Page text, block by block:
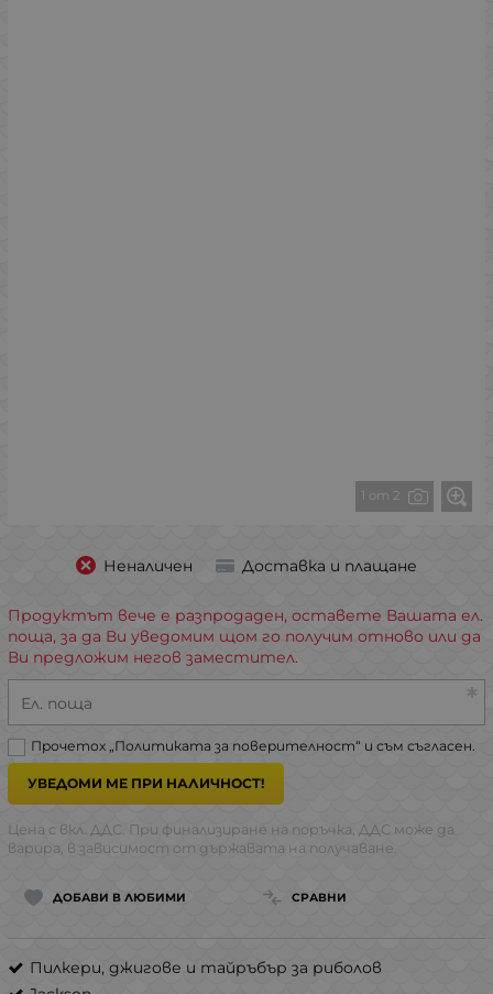
1 от 2
Неналичен Доставка и плащане
Продуктът вече е разпродаден, оставете Вашата ел.
поща, за да Ви уведомим щом го получим отново или да
Ви предложим негов заместител.
Ел. поща
Прочетох „Политиката за поверителност“ и съм съгласен.
УВЕДОМИ МЕ ПРИ НАЛИЧНОСТ!
Цена с вкл. ДДС. При финализиране на поръчка, ДДС може да
варира, в зависимост от държавата на получаване.
ДОБАВИ В ЛЮБИМИ СРАВНИ
Пилкери, джигове и тайръбър за риболов